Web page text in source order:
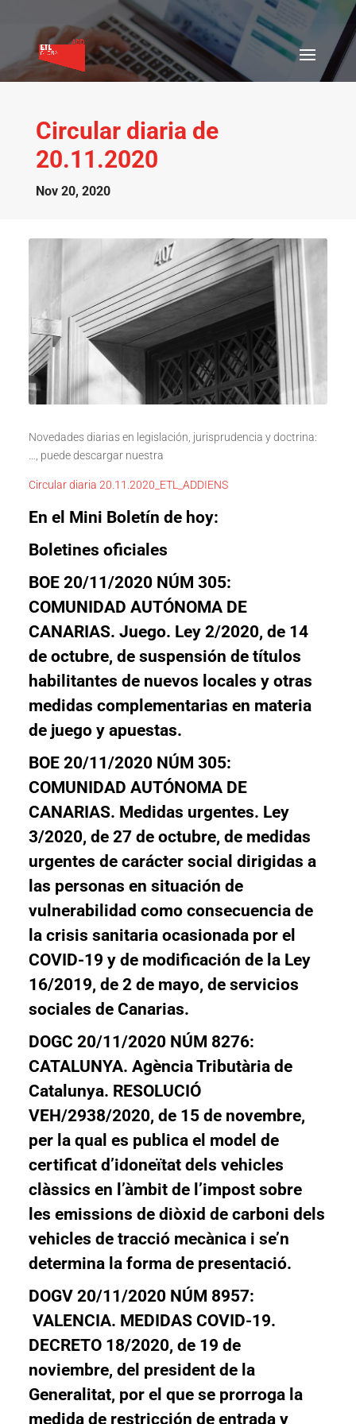
Circular diaria de
20.11.2020
Nov 20, 2020
Novedades diarias en legislación, jurisprudencia y doctrina:
…, puede descargar nuestra
Circular diaria 20.11.2020_ETL_ADDIENS
En el Mini Boletín de hoy:
Boletines oficiales
BOE 20/11/2020 NÚM 305:
COMUNIDAD AUTÓNOMA DE
CANARIAS. Juego. Ley 2/2020, de 14
de octubre, de suspensión de títulos
habilitantes de nuevos locales y otras
medidas complementarias en materia
de juego y apuestas.
BOE 20/11/2020 NÚM 305:
COMUNIDAD AUTÓNOMA DE
CANARIAS. Medidas urgentes. Ley
3/2020, de 27 de octubre, de medidas
urgentes de carácter social dirigidas a
las personas en situación de
vulnerabilidad como consecuencia de
la crisis sanitaria ocasionada por el
COVID-19 y de modificación de la Ley
16/2019, de 2 de mayo, de servicios
sociales de Canarias.
DOGC 20/11/2020 NÚM 8276:
CATALUNYA. Agència Tributària de
Catalunya. RESOLUCIÓ
VEH/2938/2020, de 15 de novembre,
per la qual es publica el model de
certificat d’idoneïtat dels vehicles
clàssics en l’àmbit de l’impost sobre
les emissions de diòxid de carboni dels
vehicles de tracció mecànica i se’n
determina la forma de presentació.
DOGV 20/11/2020 NÚM 8957:
VALENCIA. MEDIDAS COVID-19.
DECRETO 18/2020, de 19 de
noviembre, del president de la
Generalitat, por el que se prorroga la
medida de restricción de entrada y